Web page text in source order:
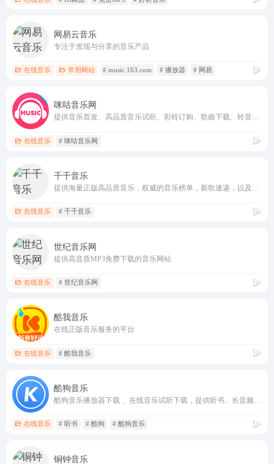
网易云音乐
专注于发现与分享的音乐产品
在线音乐 常用网站 # music.163.com # 播放器 # 网易
咪咕音乐网
提供音乐首发、高品质音乐试听、彩铃订购、歌曲下载、铃音管理、音乐电台、音乐视频等一站式音乐互动体验，好音乐尽在music.migu.cn
在线音乐 # 咪咕音乐网
千千音乐
提供海量正版高品质音乐，权威的音乐榜单，新歌速递，以及契合各种应用场景的主题歌单
在线音乐 # 千千音乐
世纪音乐网
提供高音质MP3免费下载的音乐网站
在线音乐 # 世纪音乐网
酷我音乐
在线正版音乐服务的平台
在线音乐 # 酷我音乐
酷狗音乐
酷狗音乐播放器下载 、在线音乐试听下载，提供听书、长音频、频道、听小说和MV播放服务
在线音乐 # 听书 # 酷狗 # 酷狗音乐
铜钟音乐